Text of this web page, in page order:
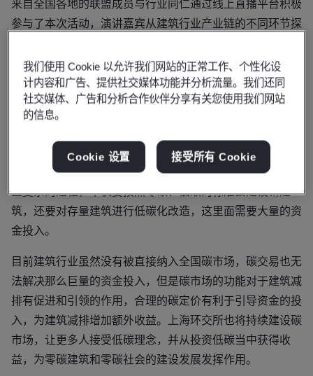
来自全国各地的联盟成员与行业同仁通过线上直播平台积极
参与了本次活动，演讲嘉宾从建筑行业产业链的不同环节探
色发展提供助力。
上海环境能源交易所董事长、联盟主席赖晓明发表开场致
辞。他表示建筑行业减排对于我国碳中和目标达成有着举足
筑减排需要建立新的建筑理念，包括规划设计、建设及功能
运营与管理的理念。同时从建筑减排到零碳化是一个长期并
且复杂的过程，不仅要按照零碳、低碳的标准去建设新建
筑，还要对存量建筑进行低碳化改造，这里面需要大量的资
金投入。
目前建筑行业虽然没有被直接纳入全国碳市场，碳交易也无
法解决那么巨量的资金投入，但是碳市场的功能对于建筑减
排有促进和引领的作用，合理的碳定价有利于引导资金的投
入，为建筑减排增加额外收益。上海环交所也将持续建设碳
市场，让更多人接受低碳理念，并从投资低碳当中获得收
益，为零碳建筑和零碳社会的建设发展发挥作用。
我们使用 Cookie 以允许我们网站的正常工作、个性化设
计内容和广告、提供社交媒体功能并分析流量。我们还同
社交媒体、广告和分析合作伙伴分享有关您使用我们网站
的信息。
Cookie 设置 接受所有 Cookie